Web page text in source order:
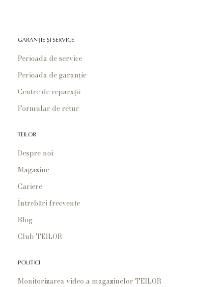
GARANȚIE ȘI SERVICE
Perioada de service
Perioada de garanție
Centre de reparații
Formular de retur
TEILOR
Despre noi
Magazine
Cariere
Întrebări frecvente
Blog
Club TEILOR
POLITICI
Monitorizarea video a magazinelor TEILOR